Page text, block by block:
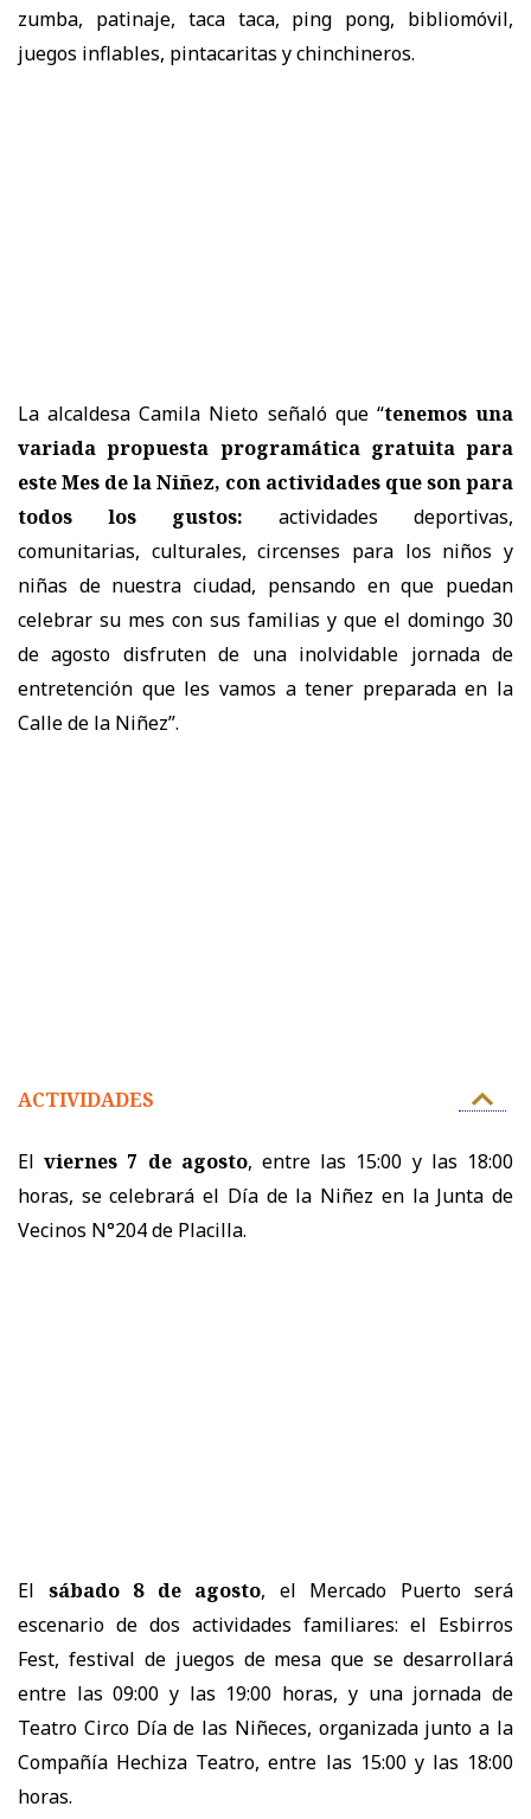
zumba, patinaje, taca taca, ping pong, bibliomóvil,
juegos inflables, pintacaritas y chinchineros.
La alcaldesa Camila Nieto señaló que “tenemos una
variada propuesta programática gratuita para
este Mes de la Niñez, con actividades que son para
todos los gustos:
actividades deportivas,
comunitarias, culturales, circenses para los niños y
niñas de nuestra ciudad, pensando en que puedan
celebrar su mes con sus familias y que el domingo 30
de agosto disfruten de una inolvidable jornada de
entretención que les vamos a tener preparada en la
Calle de la Niñez”.
ACTIVIDADES
El viernes 7 de agosto, entre las 15:00 y las 18:00
horas, se celebrará el Día de la Niñez en la Junta de
Vecinos N°204 de Placilla.
El sábado 8 de agosto, el Mercado Puerto será
escenario de dos actividades familiares: el Esbirros
Fest, festival de juegos de mesa que se desarrollará
entre las 09:00 y las 19:00 horas, y una jornada de
Teatro Circo Día de las Niñeces, organizada junto a la
Compañía Hechiza Teatro, entre las 15:00 y las 18:00
horas.